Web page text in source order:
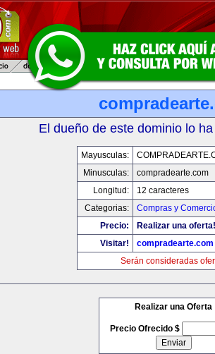
El dueño de este dominio lo
Mayusculas:
Minusculas:
compradearte.com
Longitud:
12 caracteres
Categorias:
Compras y
Precio:
Realizar una oferta!
Visitar!
compradearte.com
Serán consideradas
Realizar una Oferta
Precio Ofrecido $